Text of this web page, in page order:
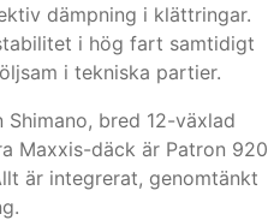
dämpning i klättringar.
i hög fart samtidigt
i tekniska partier.
bred 12-växlad
Maxxis-däck är Patron 920
är integrerat, genomtänkt